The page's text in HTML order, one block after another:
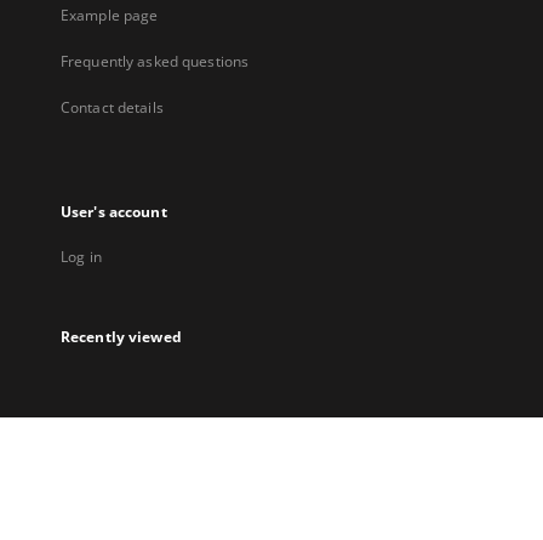
Example page
Frequently asked questions
Contact details
User's account
Log in
Recently viewed